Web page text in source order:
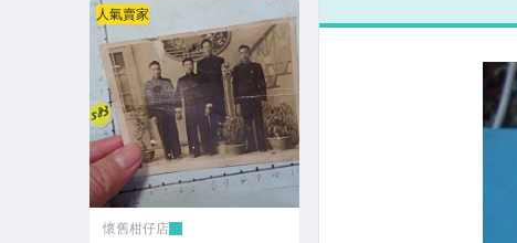
人氣賣家
懷舊柑仔店